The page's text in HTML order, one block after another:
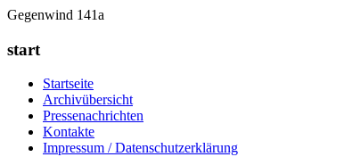
Gegenwind 141a
start
Startseite
Archivübersicht
Pressenachrichten
Kontakte
Impressum / Datenschutzerklärung